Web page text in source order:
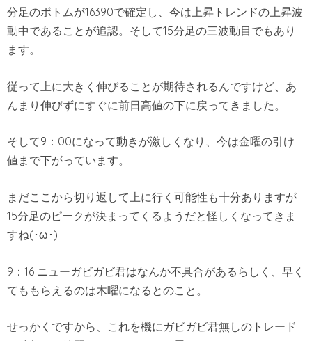
分足のボトムが16390で確定し、今は上昇トレンドの上昇波
動中であることが追認。そして15分足の三波動目でもあり
ます。
従って上に大きく伸びることが期待されるんですけど、あ
んまり伸びずにすぐに前日高値の下に戻ってきました。
そして9：00になって動きが激しくなり、今は金曜の引け
値まで下がっています。
まだここから切り返して上に行く可能性も十分ありますが
15分足のピークが決まってくるようだと怪しくなってきま
すね(･ω･)
9：16 ニューガビガビ君はなんか不具合があるらしく、早く
てももらえるのは木曜になるとのこと。
せっかくですから、これを機にガビガビ君無しのトレード